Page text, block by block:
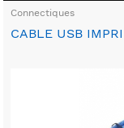
Connectiques
CABLE USB